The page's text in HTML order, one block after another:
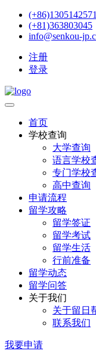
(+81)363803045
info@senkou-
注册
登录
首页
学校查询
大学查询
语言学校
专门学校
高中查询
申请流程
留学攻略
留学签证
留学考试
留学生活
行前准备
留学动态
留学问答
关于我们
关于留日
联系我们
我要申请